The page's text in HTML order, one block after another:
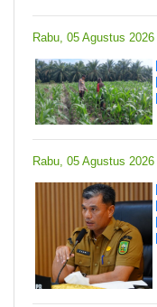
Rabu, 05 Agustus 2026
Rabu, 05 Agustus 2026